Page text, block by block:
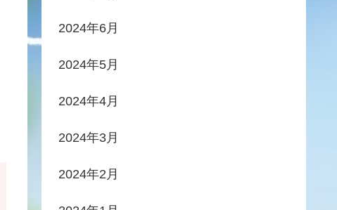
2024年6月
2024年5月
2024年4月
2024年3月
2024年2月